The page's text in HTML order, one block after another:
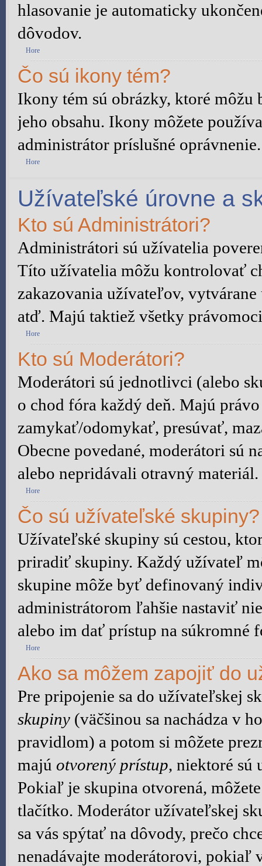
hlasovanie je automaticky
dôvodov.
Hore
Čo sú ikony tém?
Ikony tém sú obrázky, ktoré
jeho obsahu. Ikony môžete
administrátor príslušné oprávnenie.
Hore
Užívateľské úrovne a
Kto sú Administrátori?
Administrátori sú užívatelia
Títo užívatelia môžu kontrolovať
zakazovania užívateľov,
atď. Majú taktiež všetky
Hore
Kto sú Moderátori?
Moderátori sú jednotlivci (alebo
o chod fóra každý deň. Majú
zamykať/odomykať, presúvať,
Obecne povedané, moderátori sú
alebo nepridávali otravný materiál.
Hore
Čo sú užívateľské skupiny?
Užívateľské skupiny sú cestou,
priradiť skupiny. Každý užívateľ
skupine môže byť definovaný
administrátorom ľahšie nastaviť
alebo im dať prístup na súkromné
Hore
Ako sa môžem zapojiť do
Pre pripojenie sa do užívateľskej
skupiny (väčšinou sa nachádza v
pravidlom) a potom si môžete
majú otvorený prístup, niektoré sú
Pokiaľ je skupina otvorená,
tlačítko. Moderátor užívateľskej
sa vás spýtať na dôvody, prečo
nenadávajte moderátorovi, pokiaľ